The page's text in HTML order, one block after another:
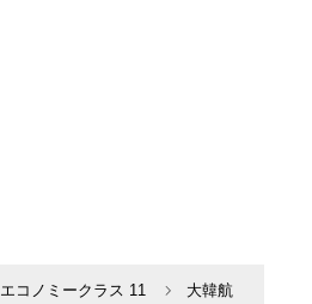
エコノミークラス 11
大韓航